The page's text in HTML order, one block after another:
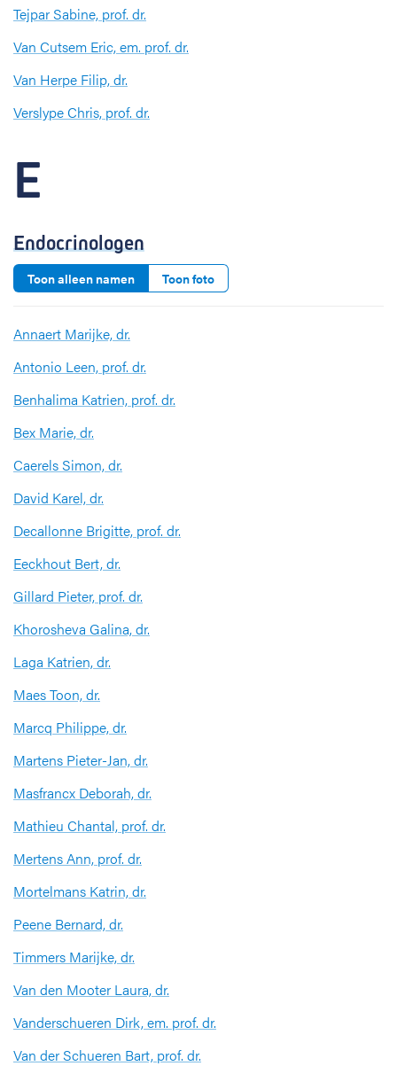
Tejpar Sabine, prof. dr.
Van Cutsem Eric, em. prof. dr.
Van Herpe Filip, dr.
Verslype Chris, prof. dr.
E
Endocrinologen
Toon alleen namen Toon foto
Annaert Marijke, dr.
Antonio Leen, prof. dr.
Benhalima Katrien, prof. dr.
Bex Marie, dr.
Caerels Simon, dr.
David Karel, dr.
Decallonne Brigitte, prof. dr.
Eeckhout Bert, dr.
Gillard Pieter, prof. dr.
Khorosheva Galina, dr.
Laga Katrien, dr.
Maes Toon, dr.
Marcq Philippe, dr.
Martens Pieter-Jan, dr.
Masfrancx Deborah, dr.
Mathieu Chantal, prof. dr.
Mertens Ann, prof. dr.
Mortelmans Katrin, dr.
Peene Bernard, dr.
Timmers Marijke, dr.
Van den Mooter Laura, dr.
Vanderschueren Dirk, em. prof. dr.
Van der Schueren Bart, prof. dr.